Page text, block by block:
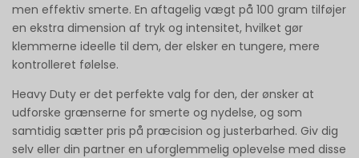
men effektiv smerte. En aftagelig vægt på 100 gram tilføjer
en ekstra dimension af tryk og intensitet, hvilket gør
klemmerne ideelle til dem, der elsker en tungere, mere
kontrolleret følelse.
Heavy Duty er det perfekte valg for den, der ønsker at
udforske grænserne for smerte og nydelse, og som
samtidig sætter pris på præcision og justerbarhed. Giv dig
selv eller din partner en uforglemmelig oplevelse med disse